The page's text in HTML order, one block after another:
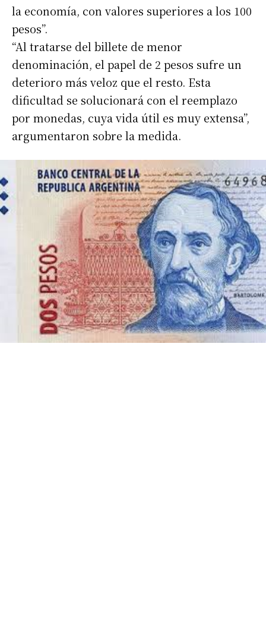
la economía, con valores superiores a los 100
pesos”.
“Al tratarse del billete de menor
denominación, el papel de 2 pesos sufre un
deterioro más veloz que el resto. Esta
dificultad se solucionará con el reemplazo
por monedas, cuya vida útil es muy extensa”,
argumentaron sobre la medida.